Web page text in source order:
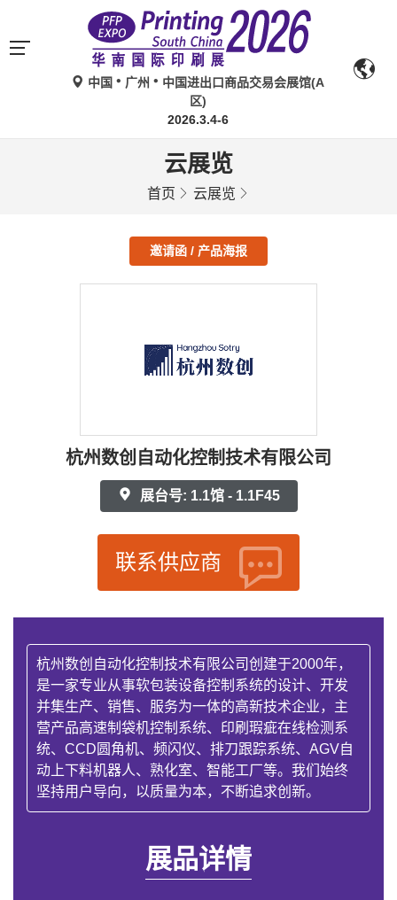
中国 广州
中国进出口商品交易会展馆(A
区)
2026.3.4-6
云展览
首页 云展览
邀请函 / 产品海报
杭州数创自动化控制技术有限公司
展台号: 1.1馆 - 1.1F45
联系供应商
杭州数创自动化控制技术有限公司创建于2000年，
是一家专业从事软包装设备控制系统的设计、开发
并集生产、销售、服务为一体的高新技术企业，主
营产品高速制袋机控制系统、印刷瑕疵在线检测系
统、CCD圆角机、频闪仪、排刀跟踪系统、AGV自
动上下料机器人、熟化室、智能工厂等。我们始终
坚持用户导向，以质量为本，不断追求创新。
展品详情